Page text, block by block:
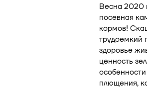
Весна 2020
посевная
кормов!
трудоемкий
здоровье
ценность
плющения,